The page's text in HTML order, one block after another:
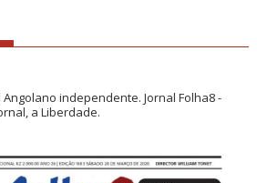
Angolano independente.Jornal Folha8 -
a Liberdade.